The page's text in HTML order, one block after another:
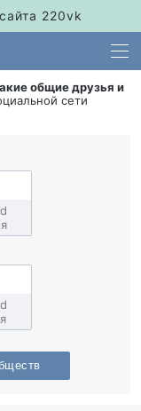
220vk
общие друзья и
сети